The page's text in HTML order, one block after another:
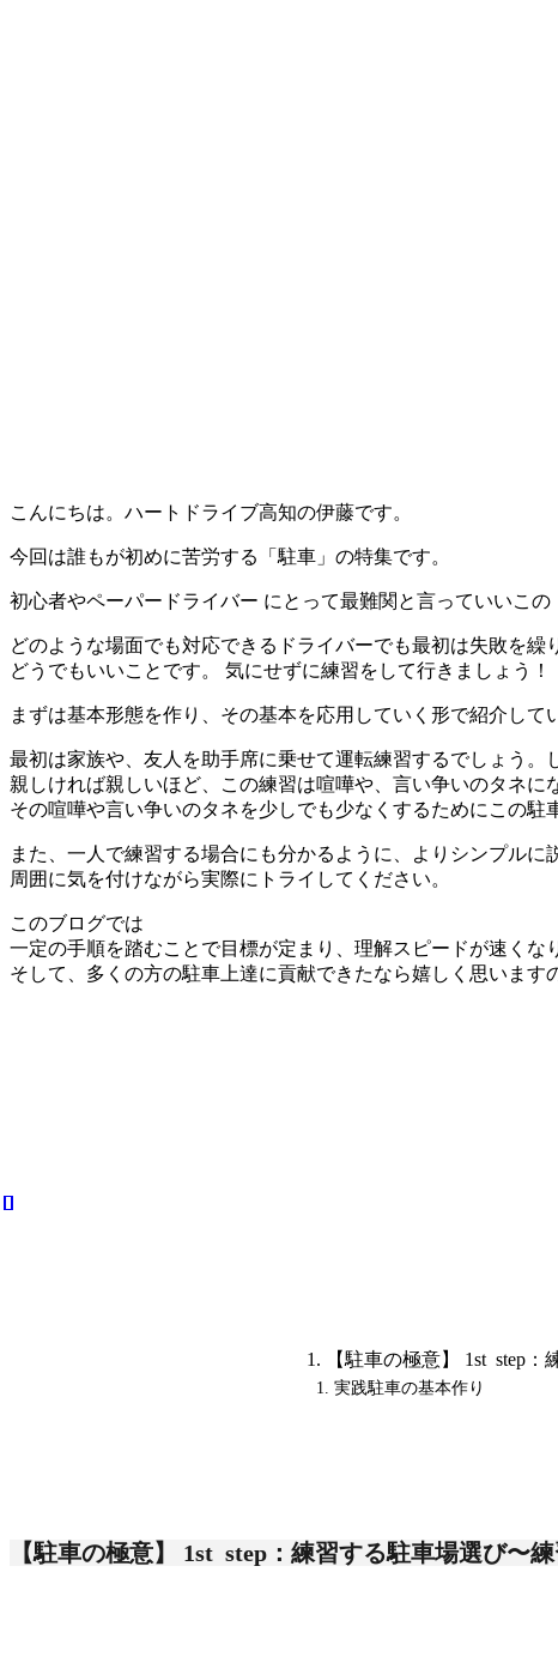
こんにちは。ハートドライブ高知の伊藤です。
今回は誰もが初めに苦労する「駐車」の特集です。
初心者やペーパードライバー にとって最難関と言っていいこの
どのような場面でも対応できるドライバーでも最初は失敗を
どうでもいいことです。 気にせずに練習をして行きましょう！
まずは基本形態を作り、その基本を応用していく形で紹介して
最初は家族や、友人を助手席に乗せて運転練習するでしょう。
親しければ親しいほど、この練習は喧嘩や、言い争いのタネに
その喧嘩や言い争いのタネを少しでも少なくするためにこの駐
また、一人で練習する場合にも分かるように、よりシンプルに
周囲に気を付けながら実際にトライしてください。
このブログでは
一定の手順を踏むことで目標が定まり、理解スピードが速くな
そして、多くの方の駐車上達に貢献できたなら嬉しく思います
【駐車の極意】 1st step
実践駐車の基本作り
【駐車の極意】 1st step ：練習する駐車場選び〜